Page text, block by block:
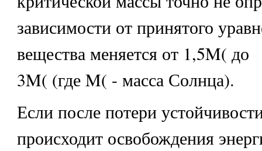
зависимости от принятого
вещества меняется от 1,5M( до
3M( (где M( - масса Солнца).
Если после потери
происходит освобождения